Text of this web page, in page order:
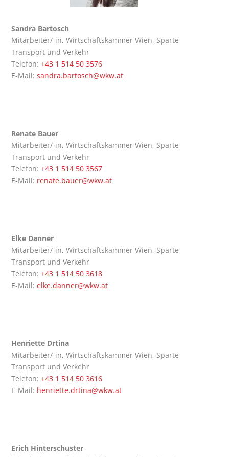
San­dra Bartosch
Mit­ar­bei­ter/-in, Wirt­schafts­kam­mer Wien, Spar­te
Trans­port und Verkehr
Tele­fon:+43 1 514 50 3576
E‑Mail:sandra.bartosch@wkw.at
Rena­te Bauer
Mit­ar­bei­ter/-in, Wirt­schafts­kam­mer Wien, Spar­te
Trans­port und Verkehr
Tele­fon:+43 1 514 50 3567
E‑Mail: renate.bauer@wkw.at
Elke Dan­ner
Mit­ar­bei­ter/-in, Wirt­schafts­kam­mer Wien, Spar­te
Trans­port und Verkehr
Tele­fon:+43 1 514 50 3618
E‑Mail:elke.danner@wkw.at
Hen­ri­et­te Drtina
Mit­ar­bei­ter/-in, Wirt­schafts­kam­mer Wien, Spar­te
Trans­port und Verkehr
Tele­fon:+43 1 514 50 3616
E‑Mail: henriette.drtina@wkw.at
Erich Hin­ter­schus­ter